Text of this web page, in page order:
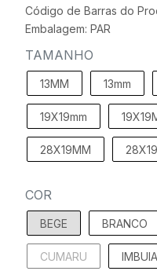
Código de Barras do
Embalagem: PAR
TAMANHO
13MM 13mm
19X19mm
28X19MM
COR
BEGE BRANCO
CUMARU IMBUIA